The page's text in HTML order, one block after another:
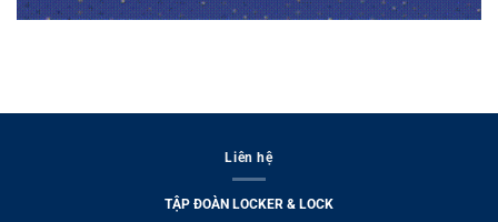
Liên hệ
TẬP ĐOÀN LOCKER & LOCK